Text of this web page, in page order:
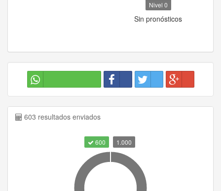
Nivel 0
Sin pronósticos
603 resultados enviados
600 1.000